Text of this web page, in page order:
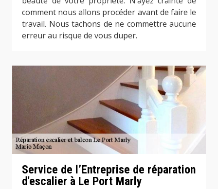
comment nous allons procéder avant de faire le
travail. Nous tachons de ne commettre aucune
erreur au risque de vous duper.
Service de l’Entreprise de réparation
d'escalier à Le Port Marly